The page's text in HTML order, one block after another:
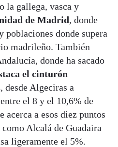
la gallega, vasca y
de Madrid, donde
poblaciones donde supera
madrileño. También
donde ha sacado
el cinturón
desde Algeciras a
el 8 y el 10,6% de
acerca a esos diez puntos
Alcalá de Guadaira
ligeramente el 5%.